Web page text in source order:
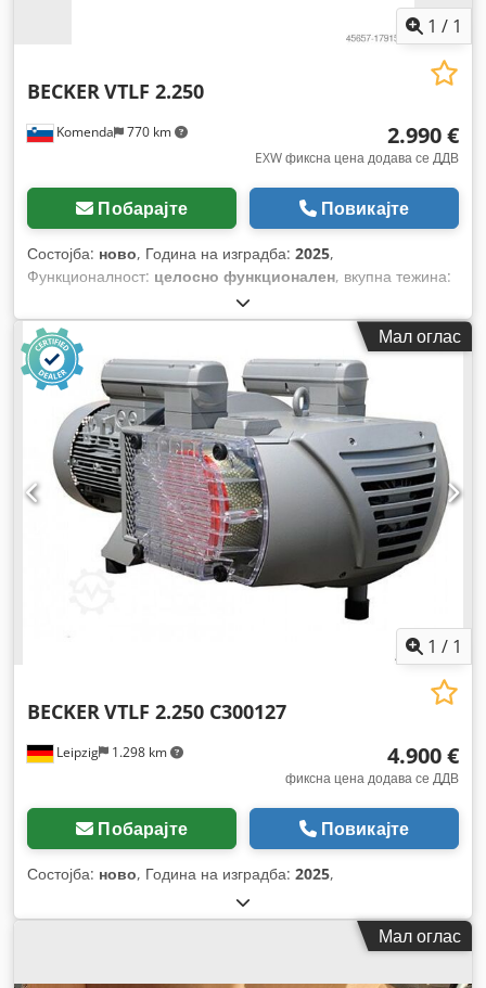
1 / 1
Komenda 770 km
BECKERVTLF 2.250
2.990 €
EXW фиксна цена додава се ДДВ
Побарајте Повикајте
Состојба: ново, Година на изградба: 2025,
Функционалност: целосно функционален, вкупна тежина:
Мал оглас
1 / 1
Leipzig 1.298 km
BECKERVTLF 2.250 C300127
4.900 €
фиксна цена додава се ДДВ
Побарајте Повикајте
Состојба: ново, Година на изградба: 2025,
Мал оглас